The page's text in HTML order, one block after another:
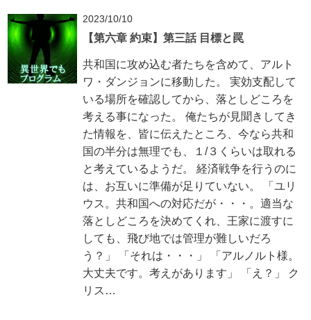
2023/10/10
【第六章 約束】第三話 目標と罠
共和国に攻め込む者たちを含めて、アルト
ワ・ダンジョンに移動した。 実効支配して
いる場所を確認してから、落としどころを
考える事になった。 俺たちが見聞きしてき
た情報を、皆に伝えたところ、今なら共和
国の半分は無理でも、１/３くらいは取れる
と考えているようだ。 経済戦争を行うのに
は、お互いに準備が足りていない。 「ユリ
ウス。共和国への対応だが・・・。適当な
落としどころを決めてくれ、王家に渡すに
しても、飛び地では管理が難しいだろ
う？」 「それは・・・」 「アルノルト様。
大丈夫です。考えがあります」 「え？」 ク
リス…